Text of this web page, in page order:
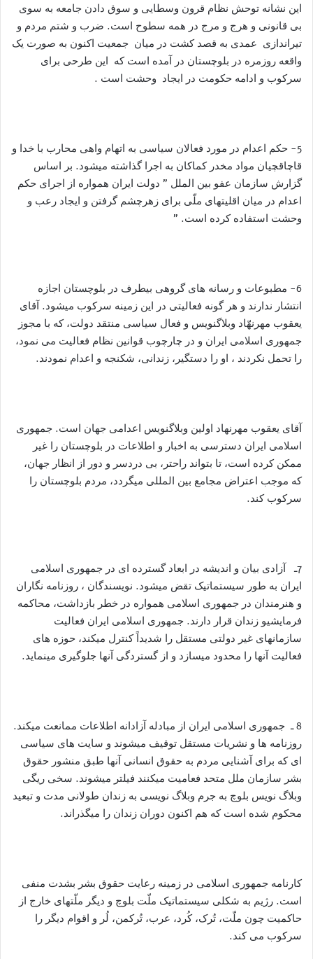
این نشانه توحش نظام قرون وسطایی و سوق دادن جامعه به سوی
بی قانونی و هرج و مرج در همه سطوح است. ضرب و شتم مردم و
تیراندازی عمدی به قصد کشت در میان جمعیت اکنون به صورت یک
واقعه روزمره در بلوچستان در آمده است که این طرحی برای
سرکوب و ادامه حکومت در ایجاد وحشت است .
5- حکم اعدام در مورد فعالان سیاسی به اتهام واهی محارب با خدا و
قاچاقچیان مواد مخدر کماکان به اجرا گذاشته میشود. بر اساس
گزارش سازمان عفو بین الملل ” دولت ایران همواره از اجرای حکم
اعدام در میان اقلیتهای ملّی برای زهرچشم گرفتن و ایجاد رعب و
وحشت استفاده کرده است. ”
6- مطبوعات و رسانه های گروهی بیطرف در بلوچستان اجازه
انتشار ندارند و هر گونه فعالیتی در این زمینه سرکوب میشود. آقای
یعقوب مهرنهّاد وبلاگنویس و فعال سیاسی منتقد دولت، که با مجوز
جمهوری اسلامی ایران و در چارچوب قوانین نظام فعالیت می نمود،
را تحمل نکردند ، او را دستگیر، زندانی، شکنجه و اعدام نمودند.
آقای یعقوب مهرنهاد اولین وبلاگنویس اعدامی جهان است. جمهوری
اسلامی ایران دسترسی به اخبار و اطلاعات در بلوچستان را غیر
ممکن کرده است، تا بتواند راحتر، بی دردسر و دور از انظار جهان،
که موجب اعتراض مجامع بین المللی میگردد، مردم بلوچستان را
سرکوب کند.
7ـ آزادی بیان و اندیشه در ابعاد گسترده ای در جمهوری اسلامی
ایران به طور سیستماتیک تقض میشود. نویسندگان ، روزنامه نگاران
و هنرمندان در جمهوری اسلامی همواره در خطر بازداشت، محاکمه
فرمایشیو زندان قرار دارند. جمهوری اسلامی ایران فعالیت
سازمانهای غیر دولتی مستقل را شدیداً کنترل میکند، حوزه های
فعالیت آنها را محدود میسازد و از گستردگی آنها جلوگیری مینماید.
8 ـ جمهوری اسلامی ایران از مبادله آزادانه اطلاعات ممانعت میکند.
روزنامه ها و نشریات مستقل توقیف میشوند و سایت های سیاسی
ای که برای آشنایی مردم به حقوق انسانی آنها طبق منشور حقوق
بشر سازمان ملل متحد فعامیت میکنند فیلتر میشوند. سخی ریگی
وبلاگ نویس بلوچ به جرم وبلاگ نویسی به زندان طولانی مدت و تبعید
محکوم شده است که هم اکنون دوران زندان را میگذراند.
کارنامه جمهوری اسلامی در زمینه رعایت حقوق بشر بشدت منفی
است. رژیم به شکلی سیستماتیک ملّت بلوچ و دیگر ملّتهای خارج از
حاکمیت چون ملّت، تُرک، کُرد، عرب، تُرکمن، لُر و اقوام دیگر را
سرکوب می کند.